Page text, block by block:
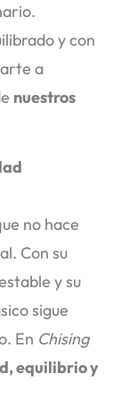
y con
a
nuestros
no hace
Con su
y su
sigue
En Chising
equilibrio y